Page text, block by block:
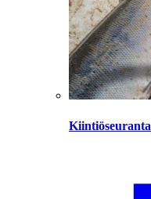
Kiintiöseuranta